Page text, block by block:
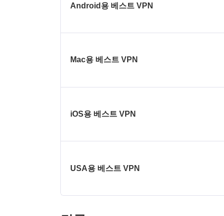
Android용 베스트 VPN
Mac용 베스트 VPN
iOS용 베스트 VPN
USA용 베스트 VPN